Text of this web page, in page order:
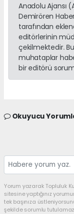
Anadolu Ajansı
Demirören
tarafından
editörlerinin
çekilmektedir.
muhataplar
bir editörü
Okuyucu
Yorum yazarak Topluluk
sitesine yaptığınız
tek başınıza
şekilde sorumlu